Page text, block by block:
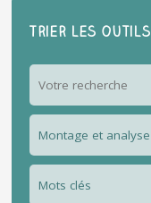
Trier les outils